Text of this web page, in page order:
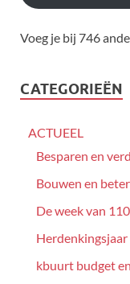
Voeg je bij 746
CATEGORIEËN
ACTUEEL
Besparen en
Bouwen en
De week van
kbuurt budget